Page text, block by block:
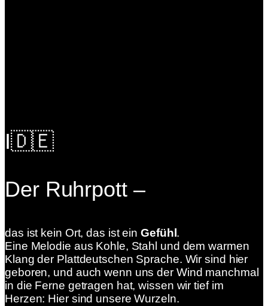
I🇩🇪
Der Ruhrpott –
das ist kein Ort, das ist ein Gefühl .
Eine Melodie aus Kohle, Stahl und dem warmen
Klang der Plattdeutschen Sprache. Wir sind hier
geboren, und auch wenn uns der Wind manchmal
in die Ferne getragen hat, wissen wir tief im
Herzen: Hier sind unsere Wurzeln.